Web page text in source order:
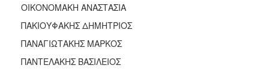
ΟΙΚΟΝΟΜΑΚΗ ΑΝΑΣΤΑΣΙΑ
ΠΑΚΙΟΥΦΑΚΗΣ ΔΗΜΗΤΡΙΟΣ
ΠΑΝΑΓΙΩΤΑΚΗΣ ΜΑΡΚΟΣ
ΠΑΝΤΕΛΑΚΗΣ ΒΑΣΙΛΕΙΟΣ